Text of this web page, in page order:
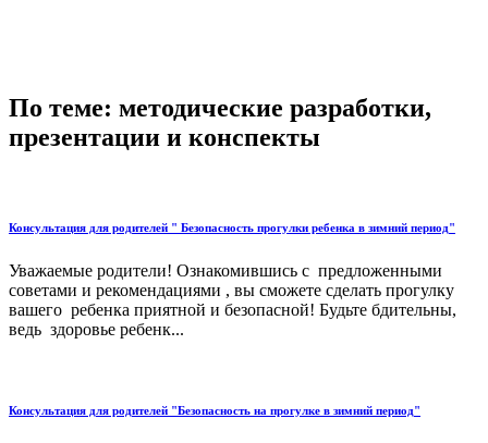
По теме: методические разработки,
презентации и конспекты
Консультация для родителей " Безопасность прогулки ребенка в зимний период"
Уважаемые родители! Ознакомившись с предложенными
советами и рекомендациями , вы сможете сделать прогулку
вашего ребенка приятной и безопасной! Будьте бдительны,
ведь здоровье ребенк...
Консультация для родителей "Безопасность на прогулке в зимний период"